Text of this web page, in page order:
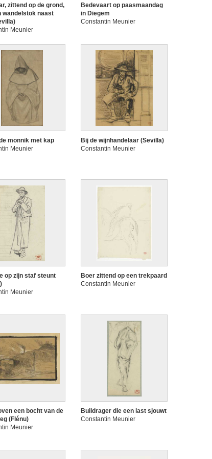
zittend op de grond,
wandelstok naast
Meunier
Bedevaart op paasmaandag
in Diegem
Constantin Meunier
monnik met kap
Meunier
Bij de wijnhandelaar (Sevilla)
Constantin Meunier
op zijn staf steunt
Meunier
Boer zittend op een trekpaard
Constantin Meunier
een bocht van de
(Flénu)
Meunier
Buildrager die een last sjouwt
Constantin Meunier